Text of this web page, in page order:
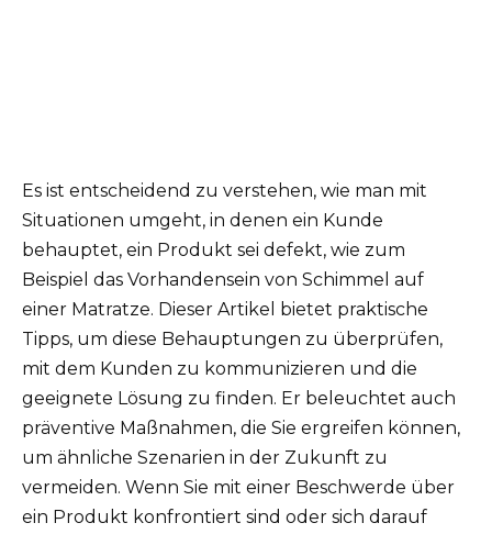
Es ist entscheidend zu verstehen, wie man mit
Situationen umgeht, in denen ein Kunde
behauptet, ein Produkt sei defekt, wie zum
Beispiel das Vorhandensein von Schimmel auf
einer Matratze. Dieser Artikel bietet praktische
Tipps, um diese Behauptungen zu überprüfen,
mit dem Kunden zu kommunizieren und die
geeignete Lösung zu finden. Er beleuchtet auch
präventive Maßnahmen, die Sie ergreifen können,
um ähnliche Szenarien in der Zukunft zu
vermeiden. Wenn Sie mit einer Beschwerde über
ein Produkt konfrontiert sind oder sich darauf